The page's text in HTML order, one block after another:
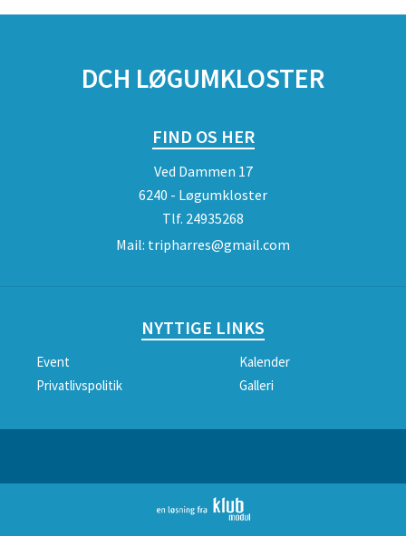
DCH LØGUMKLOSTER
FIND OS HER
Ved Dammen 17
6240 - Løgumkloster
Tlf. 24935268
Mail: tripharres@gmail.com
NYTTIGE LINKS
Event
Kalender
Privatlivspolitik
Galleri